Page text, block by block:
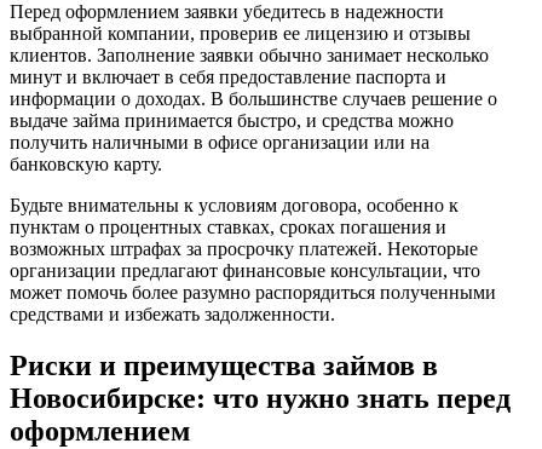
Перед оформлением заявки убедитесь в надежности
выбранной компании, проверив ее лицензию и отзывы
клиентов. Заполнение заявки обычно занимает несколько
минут и включает в себя предоставление паспорта и
информации о доходах. В большинстве случаев решение о
выдаче займа принимается быстро, и средства можно
получить наличными в офисе организации или на
банковскую карту.
Будьте внимательны к условиям договора, особенно к
пунктам о процентных ставках, сроках погашения и
возможных штрафах за просрочку платежей. Некоторые
организации предлагают финансовые консультации, что
может помочь более разумно распорядиться полученными
средствами и избежать задолженности.
Риски и преимущества займов в
Новосибирске: что нужно знать перед
оформлением